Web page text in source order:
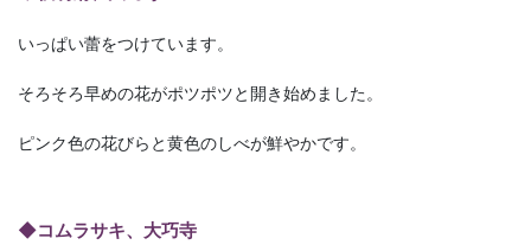
いっぱい蕾をつけています。
そろそろ早めの花がポツポツと開き始めました。
ピンク色の花びらと黄色のしべが鮮やかです。
◆コムラサキ、大巧寺